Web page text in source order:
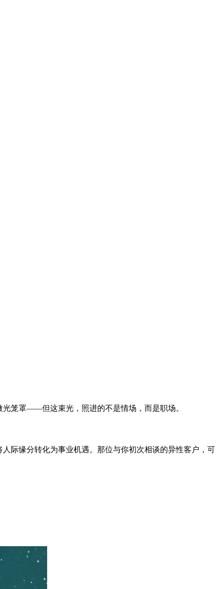
笼罩——但这束光，照进的不是情场，而是职场。
际缘分转化为事业机遇。那位与你初次相谈的异性客户，可